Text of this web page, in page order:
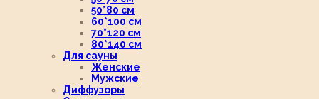
50*80 см
60*100 см
70*120 см
80*140 см
Для сауны
Женские
Мужские
Диффузоры